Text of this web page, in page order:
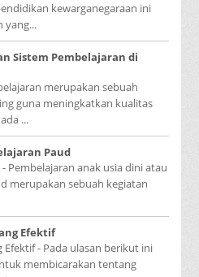
kewarganegaraan ini
yang...
Sistem Pembelajaran di
merupakan sebuah
guna meningkatkan kualitas
...
Paud
Pembelajaran anak usia dini atau
merupakan sebuah kegiatan
Efektif
Efektif - Pada ulasan berikut ini
membicarakan tentang